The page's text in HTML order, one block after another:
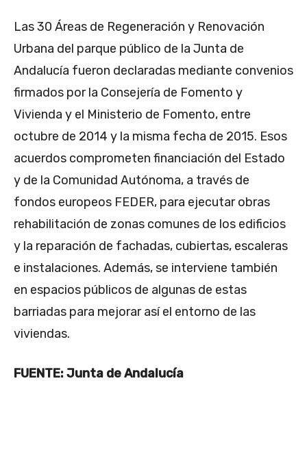
Las 30 Áreas de Regeneración y Renovación
Urbana del parque público de la Junta de
Andalucía fueron declaradas mediante convenios
firmados por la Consejería de Fomento y
Vivienda y el Ministerio de Fomento, entre
octubre de 2014 y la misma fecha de 2015. Esos
acuerdos comprometen financiación del Estado
y de la Comunidad Autónoma, a través de
fondos europeos FEDER, para ejecutar obras
rehabilitación de zonas comunes de los edificios
y la reparación de fachadas, cubiertas, escaleras
e instalaciones. Además, se interviene también
en espacios públicos de algunas de estas
barriadas para mejorar así el entorno de las
viviendas.
FUENTE: Junta de Andalucía